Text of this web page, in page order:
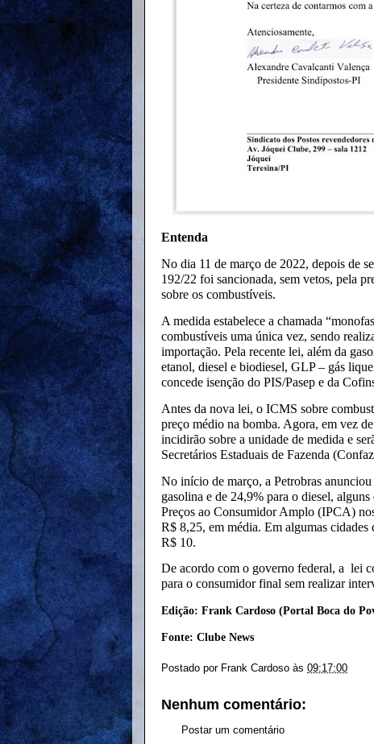
Entenda
No dia 11 de março de 2022, depois de
192/22 foi sancionada, sem vetos, pela
sobre os combustíveis.
A medida estabelece a chamada
combustíveis uma única vez, sendo
importação. Pela recente lei, além da
etanol, diesel e biodiesel, GLP – gás
concede isenção do PIS/Pasep e da
Antes da nova lei, o ICMS sobre
preço médio na bomba. Agora, em vez
incidirão sobre a unidade de medida e
Secretários Estaduais de Fazenda
No início de março, a Petrobras
gasolina e de 24,9% para o diesel,
Preços ao Consumidor Amplo (IPCA)
R$ 8,25, em média. Em algumas
R$ 10.
De acordo com o governo federal, a lei
para o consumidor final sem realizar
Edição: Frank Cardoso (Portal Boca do
Fonte: Clube News
Postado por Frank Cardoso às 09:17:00
Nenhum comentário:
Postar um comentário